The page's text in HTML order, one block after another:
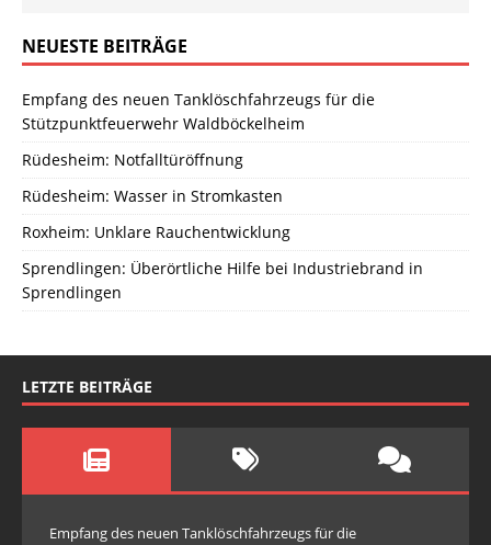
NEUESTE BEITRÄGE
Empfang des neuen Tanklöschfahrzeugs für die
Stützpunktfeuerwehr Waldböckelheim
Rüdesheim: Notfalltüröffnung
Rüdesheim: Wasser in Stromkasten
Roxheim: Unklare Rauchentwicklung
Sprendlingen: Überörtliche Hilfe bei Industriebrand in
Sprendlingen
LETZTE BEITRÄGE
Empfang des neuen Tanklöschfahrzeugs für die